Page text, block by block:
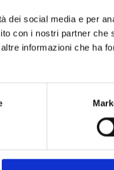
dei social media e per
con i nostri partner che
informazioni che ha